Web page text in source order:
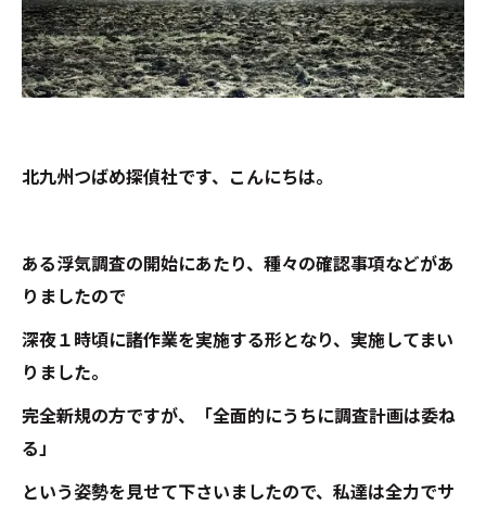
北九州つばめ探偵社です、こんにちは。
ある浮気調査の開始にあたり、種々の確認事項などがあ
りましたので
深夜１時頃に諸作業を実施する形となり、実施してまい
りました。
完全新規の方ですが、「全面的にうちに調査計画は委ね
る」
という姿勢を見せて下さいましたので、私達は全力でサ